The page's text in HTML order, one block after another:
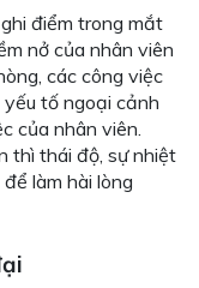
điểm trong mắt
nở của nhân viên
các công việc
tố ngoại cảnh
của nhân viên.
thì thái độ, sự nhiệt
làm hài lòng